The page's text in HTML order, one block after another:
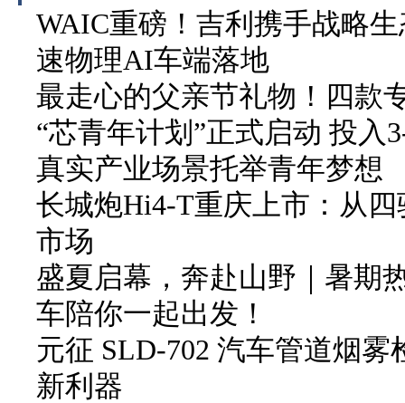
WAIC重磅！吉利携手战略
速物理AI车端落地
最走心的父亲节礼物！四款
“芯青年计划”正式启动 投入
真实产业场景托举青年梦想
长城炮Hi4-T重庆上市：从
市场
盛夏启幕，奔赴山野｜暑期
车陪你一起出发！
元征 SLD-702 汽车管道烟
新利器